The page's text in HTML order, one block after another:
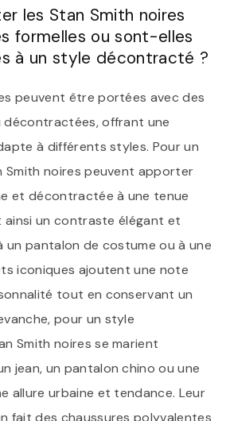
les Stan Smith noires
formelles ou sont-elles
à un style décontracté ?
peuvent être portées avec des
décontractées, offrant une
à différents styles. Pour un
Smith noires peuvent apporter
et décontractée à une tenue
ainsi un contraste élégant et
un pantalon de costume ou à une
iconiques ajoutent une note
tout en conservant un
pour un style
Smith noires se marient
jean, un pantalon chino ou une
allure urbaine et tendance. Leur
fait des chaussures polyvalentes